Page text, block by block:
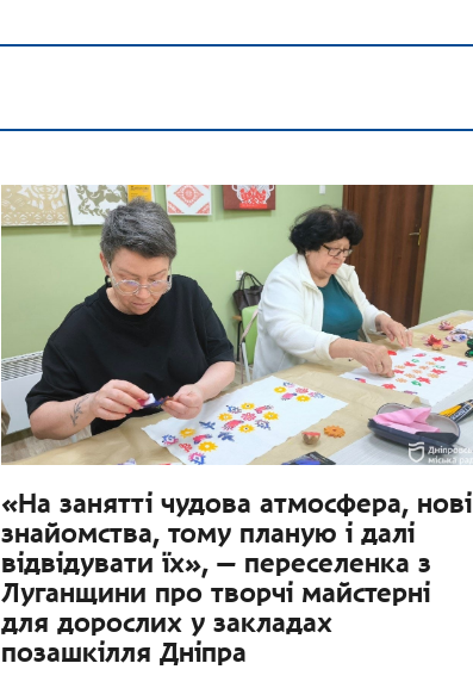
«На занятті чудова атмосфера, нові
знайомства, тому планую і далі
відвідувати їх», — переселенка з
Луганщини про творчі майстерні
для дорослих у закладах
позашкілля Дніпра